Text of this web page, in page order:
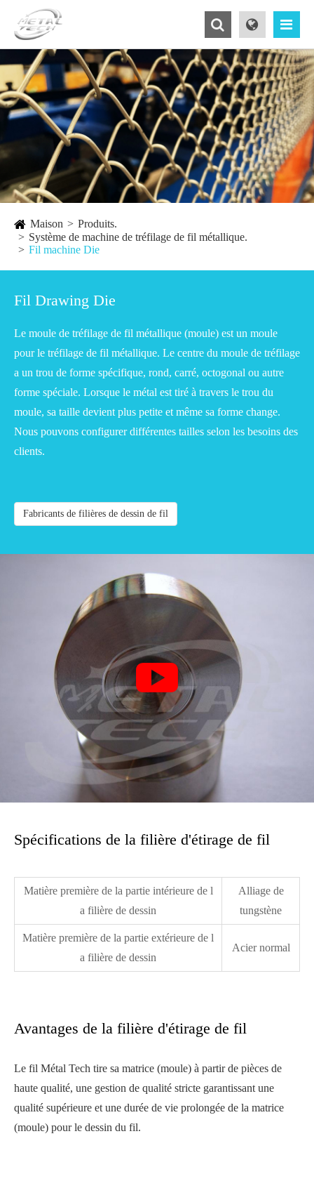
Maison
Produits.
Système de machine de tréfilage de fil métallique.
Fil machine Die
Fil Drawing Die
Le moule de tréfilage de fil métallique (moule) est un moule
pour le tréfilage de fil métallique. Le centre du moule de tréfilage
a un trou de forme spécifique, rond, carré, octogonal ou autre
forme spéciale. Lorsque le métal est tiré à travers le trou du
moule, sa taille devient plus petite et même sa forme change.
Nous pouvons configurer différentes tailles selon les besoins des
clients.
Fabricants de filières de dessin de fil

Spécifications de la filière d'étirage de fil
Matière première de la partie intérieure de l
a filière de dessin
Alliage de
tungstène
Matière première de la partie extérieure de l
a filière de dessin
Acier normal
Avantages de la filière d'étirage de fil
Le fil Métal Tech tire sa matrice (moule) à partir de pièces de
haute qualité, une gestion de qualité stricte garantissant une
qualité supérieure et une durée de vie prolongée de la matrice
(moule) pour le dessin du fil.